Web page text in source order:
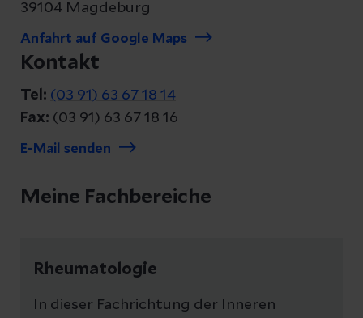
39104 Magdeburg
Anfahrt auf Google Maps
Kontakt
Tel: (03 91) 63 67 18 14
Fax: (03 91) 63 67 18 16
E-Mail senden
Meine Fachbereiche
Rheumatologie
In dieser Fachrichtung der Inneren